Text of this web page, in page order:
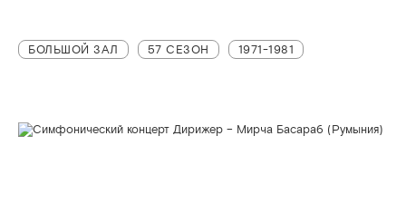
БОЛЬШОЙ ЗАЛ 57 СЕЗОН 1971-1981